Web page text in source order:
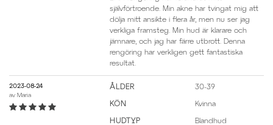
självförtroende. Min akne har tvingat mig att
dölja mitt ansikte i flera år, men nu ser jag
verkliga framsteg. Min hud är klarare och
jämnare, och jag har färre utbrott. Denna
rengöring har verkligen gett fantastiska
resultat.
2023-08-24
av Maria
ÅLDER 30-39
KÖN Kvinna
HUDTYP Blandhud